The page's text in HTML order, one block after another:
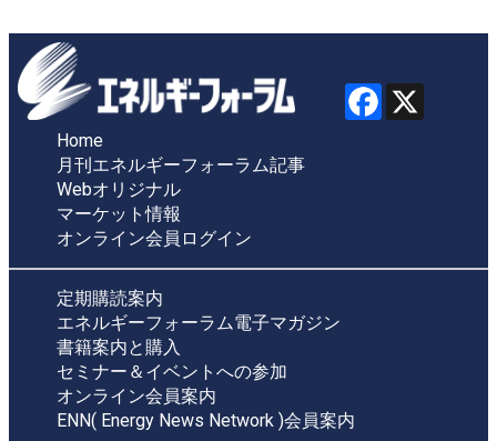
Home
月刊エネルギーフォーラム記事
Webオリジナル
マーケット情報
オンライン会員ログイン
定期購読案内
エネルギーフォーラム電子マガジン
書籍案内と購入
セミナー＆イベントへの参加
オンライン会員案内
ENN( Energy News Network )会員案内